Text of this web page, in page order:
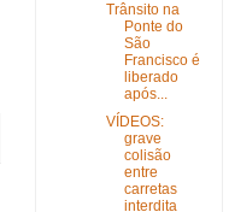
Trânsito na
Ponte do
São
Francisco é
liberado
após...
VÍDEOS:
grave
colisão
entre
carretas
interdita